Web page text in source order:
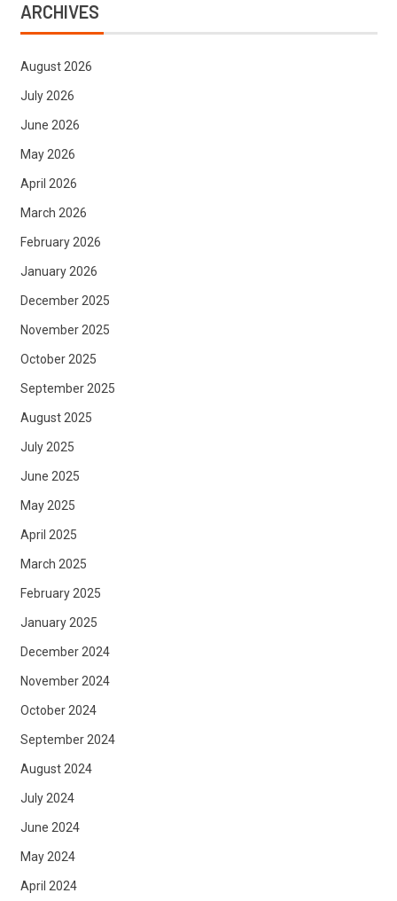
ARCHIVES
August 2026
July 2026
June 2026
May 2026
April 2026
March 2026
February 2026
January 2026
December 2025
November 2025
October 2025
September 2025
August 2025
July 2025
June 2025
May 2025
April 2025
March 2025
February 2025
January 2025
December 2024
November 2024
October 2024
September 2024
August 2024
July 2024
June 2024
May 2024
April 2024